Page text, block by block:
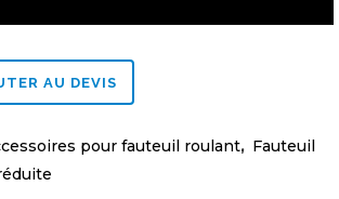
AU DEVIS
pour fauteuil roulant, Fauteuil